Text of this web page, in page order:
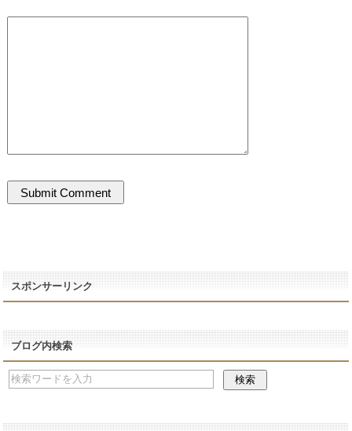
スポンサーリンク
ブログ内検索